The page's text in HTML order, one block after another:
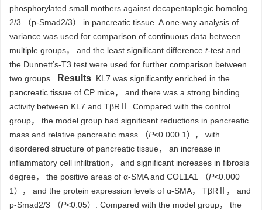
phosphorylated small mothers against decapentaplegic homolog
2/3 （p-Smad2/3） in pancreatic tissue. A one-way analysis of
variance was used for comparison of continuous data between
multiple groups， and the least significant difference t-test and
the Dunnett’s-T3 test were used for further comparison between
two groups.
Results KL7 was significantly enriched in the
pancreatic tissue of CP mice， and there was a strong binding
activity between KL7 and TβRⅡ. Compared with the control
group， the model group had significant reductions in pancreatic
mass and relative pancreatic mass （P<0.000 1）， with
disordered structure of pancreatic tissue， an increase in
inflammatory cell infiltration， and significant increases in fibrosis
degree， the positive areas of α-SMA and COL1A1 （P<0.000
1）， and the protein expression levels of α-SMA， TβRⅡ， and
p-Smad2/3 （P<0.05）. Compared with the model group， the